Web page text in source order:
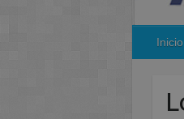
Inicio